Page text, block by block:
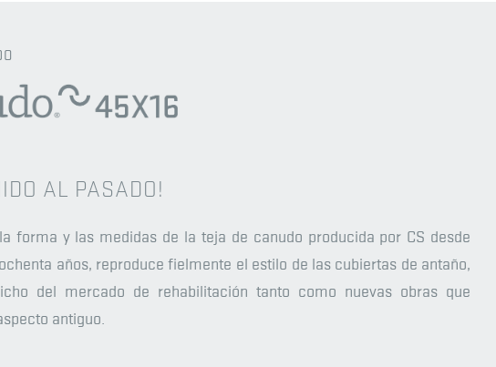
AL PASADO!
forma y las medidas de la teja de canudo producida por CS desde
años, reproduce fielmente el estilo de las cubiertas de antaño,
del mercado de rehabilitación tanto como nuevas obras que
antiguo.